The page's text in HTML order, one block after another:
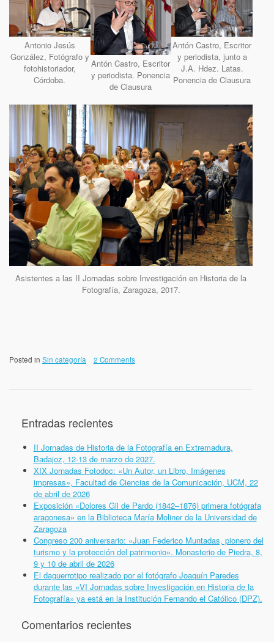
Antonio Jesús
González, Fotógrafo y
fotohistoriador,
Córdoba.
Antón Castro, Escritor
y periodista. Ponencia
de Clausura
Antón Castro, Escritor
y periodista, junto a
J.A. Hdez. Latas.
Ponencia de Clausura
Asistentes a las II Jornadas sobre Investigación en Historia de la
Fotografía, Zaragoza, 2017.
Posted in Sin categoría 2 Comments
Entradas recientes
II Jornadas de Historia de la Fotografía en Extremadura,
Badajoz, 12-13 de marzo de 2027.
XIX Jornadas Fotodoc: «Un Autor, un Libro, Imágenes
impresas», Facultad de Ciencias de la Comunicación, UCM, 22
de abril de 2026
Exposición «Dolores Gil de Pardo (1842–1876) primera fotógrafa
aragonesa» en la Biblioteca María Moliner de la Universidad de
Zaragoza
Congreso 200 aniversario: «Juan Federico Muntadas, pionero del
turismo y la protección del patrimonio». Monasterio de Piedra, 8,
9 y 10 de abril de 2026
El daguerrotipo realizado por el fotógrafo Joaquín Paredes
durante las «VI Jornadas sobre Investigación en Historia de la
Fotografía» ya está en la Institución Fernando el Católico (DPZ).
Comentarios recientes